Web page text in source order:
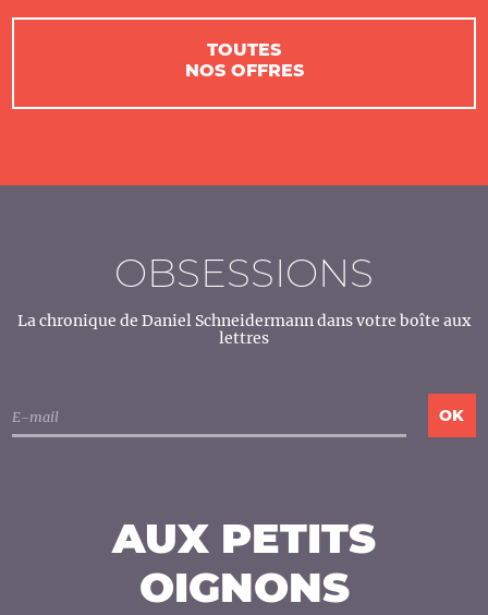
TOUTES
NOS OFFRES
OBSESSIONS
La chronique de Daniel Schneidermann dans votre boîte aux
lettres
AUX PETITS
OIGNONS